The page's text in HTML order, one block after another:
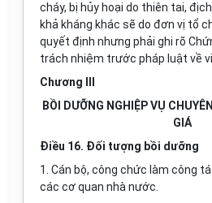
cháy, bị hủy hoại do thiên tai,
khả kháng khác sẽ do đơn vị tổ
quyết định nhưng phải ghi rõ
trách nhiệm trước pháp luật về
Chương III
BỒI DƯỠNG NGHIỆP VỤ
GIÁ
Điều 16. Đối tượng bồi dưỡng
1. Cán bộ, công chức làm công
các cơ quan nhà nước.